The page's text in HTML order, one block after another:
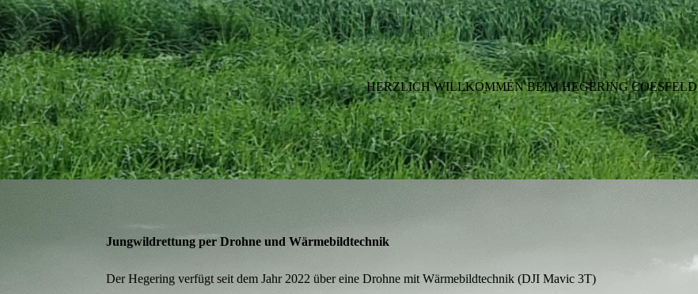
HERZLICH WILLKOMMEN BEIM HEGERING COESFELD
Jungwildrettung per Drohne und Wärmebildtechnik
Der Hegering verfügt seit dem Jahr 2022 über eine Drohne mit Wärmebildtechnik (DJI Mavic 3T)